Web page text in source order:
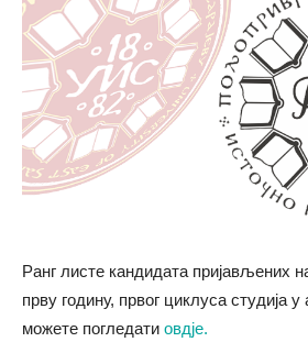
Ранг листе кандидата пријављених
прву годину, првог циклуса студија
можете погледати овдје.